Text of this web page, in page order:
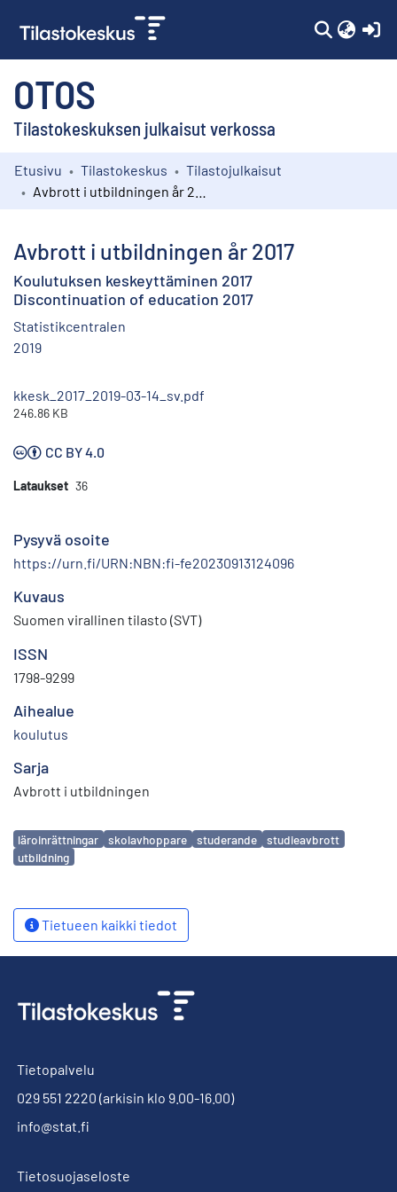
OTOS
Tilastokeskuksen julkaisut verkossa
Kokoelmat
Etusivu Tilastokeskus
Tilastojulkaisut
Avbrott i utbildningen år 2017
Koulutuksen keskeyttäminen 2017
Discontinuation of education 2017
Statistikcentralen
2019
kkesk_2017_2019-03-14_sv.pdf
246.86 KB
CC BY 4.0
Lataukset 36
Pysyvä osoite
https://urn.fi/URN:NBN:fi-fe20230913124096
Kuvaus
Suomen virallinen tilasto (SVT)
ISSN
1798-9299
Aihealue
koulutus
Sarja
Avbrott i utbildningen
Avainsanat
läroinrättningar skolavhoppare studerande
studieavbrott
utbildning
Tietueen kaikki tiedot
Tietopalvelu
029 551 2220 (arkisin klo 9.00-16.00)
info@stat.fi
Tietosuojaseloste